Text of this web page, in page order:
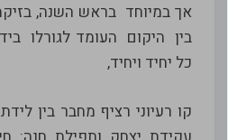
אך במיוחד בראש השנה,
בין היקום העומד לגורלו
כל יחיד ויחיד,
קו רעיוני רציף מחבר בין